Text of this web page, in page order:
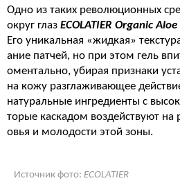
Одно из таких революционных
округ глаз ECOLATIER Organic
Его уникальная «жидкая»
ание патчей, но при этом гель
оментально, убирая признаки
на кожу разглаживающее
натуральные ингредиенты с
торые каскадом воздействуют на
овья и молодости этой зоны.
Источник фото: ECOLATIER